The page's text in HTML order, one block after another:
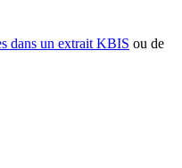
dans un extrait KBIS ou de